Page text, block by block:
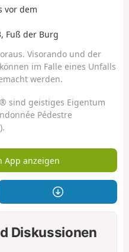
vor dem
Fuß der Burg
Visorando und der
im Falle eines Unfalls
werden.
sind geistiges Eigentum
Pédestre
App anzeigen
Diskussionen